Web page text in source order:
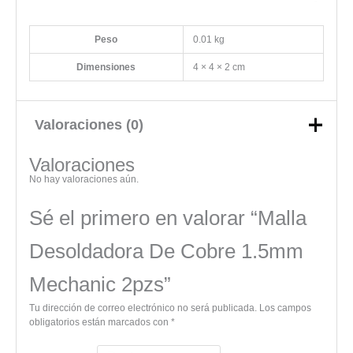
Peso 0.01 kg
Dimensiones 4 × 4 × 2 cm
Valoraciones (0)
Valoraciones
No hay valoraciones aún.
Sé el primero en valorar “Malla
Desoldadora De Cobre 1.5mm
Mechanic 2pzs”
Tu dirección de correo electrónico no será publicada. Los campos
obligatorios están marcados con *